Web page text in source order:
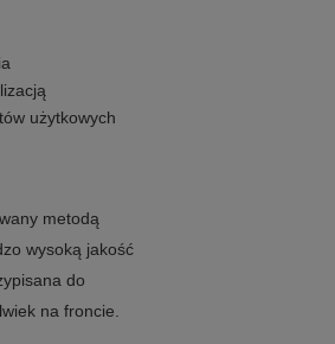
użytkowych
metodą
wysoką jakość
do
na froncie.